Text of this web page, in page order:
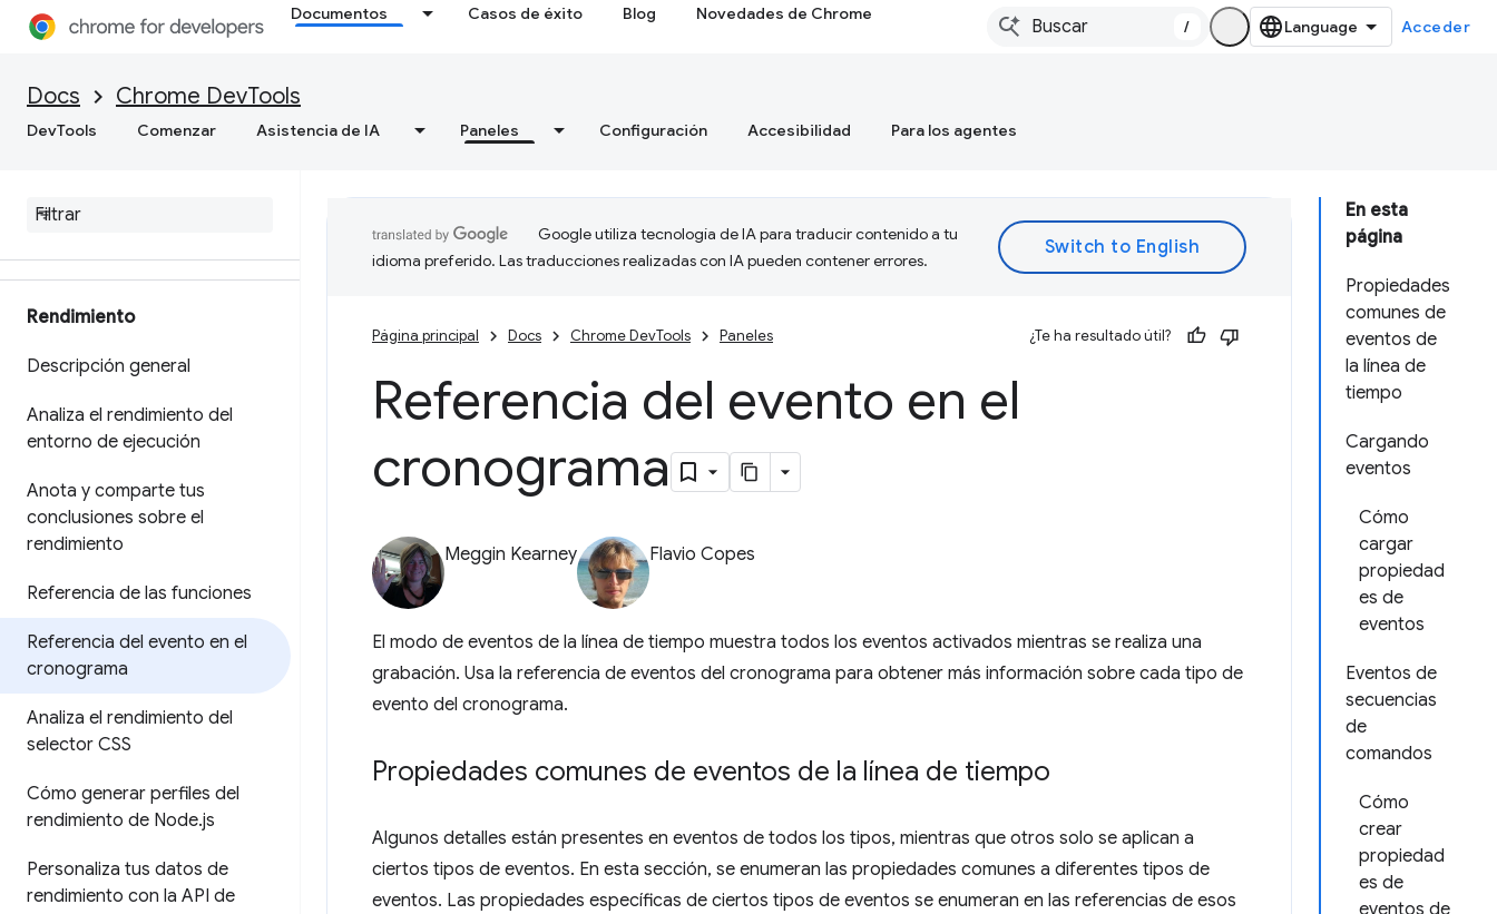
Documentos Casos de éxito Blog Novedades de Chrome
/ Acceder
Docs Chrome DevTools
DevTools Comenzar Asistencia de IA Paneles Configuración Accesibilidad Para los agentes
Red
Rendimiento
Descripción general
Analiza el rendimiento del
entorno de ejecución
Anota y comparte tus
conclusiones sobre el
rendimiento
Referencia de las funciones
Referencia del evento en el
cronograma
Analiza el rendimiento del
selector CSS
Cómo generar perfiles del
rendimiento de Node.js
Personaliza tus datos de
rendimiento con la API de
En esta
página
Propiedades
comunes de
eventos de
la línea de
tiempo
Cargando
eventos
Cómo
cargar
propiedad
es de
eventos
Eventos de
secuencias
de
comandos
Cómo
crear
propiedad
es de
eventos de
Google utiliza tecnología de IA para traducir contenido a tu
idioma preferido. Las traducciones realizadas con IA pueden contener errores.
Página principal Docs Chrome DevTools Paneles ¿Te ha resultado útil?
Referencia del evento en el
cronograma
Meggin Kearney Flavio Copes
El modo de eventos de la línea de tiempo muestra todos los eventos activados mientras se realiza una
grabación. Usa la referencia de eventos del cronograma para obtener más información sobre cada tipo de
evento del cronograma.
Propiedades comunes de eventos de la línea de tiempo
Algunos detalles están presentes en eventos de todos los tipos, mientras que otros solo se aplican a
ciertos tipos de eventos. En esta sección, se enumeran las propiedades comunes a diferentes tipos de
eventos. Las propiedades específicas de ciertos tipos de eventos se enumeran en las referencias de esos